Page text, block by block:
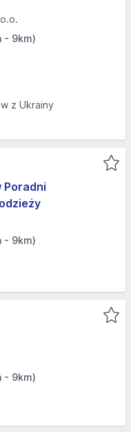
- 9km)
z Ukrainy
- 9km)
- 9km)